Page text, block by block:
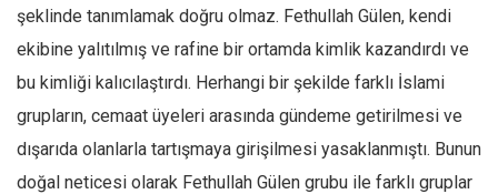
Kitap
Karisi kitap sualleri
7 soruda bu hafta
Spor
şeklinde tanımlamak doğru olmaz. Fethullah Gülen, kendi
ekibine yalıtılmış ve rafine bir ortamda kimlik kazandırdı ve
bu kimliği kalıcılaştırdı. Herhangi bir şekilde farklı İslami
grupların, cemaat üyeleri arasında gündeme getirilmesi ve
dışarıda olanlarla tartışmaya girişilmesi yasaklanmıştı. Bunun
doğal neticesi olarak Fethullah Gülen grubu ile farklı gruplar